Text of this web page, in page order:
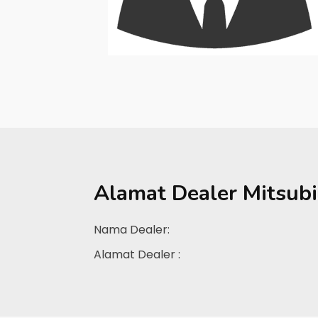
Alamat Dealer
Nama Dealer:
Alamat Dealer :